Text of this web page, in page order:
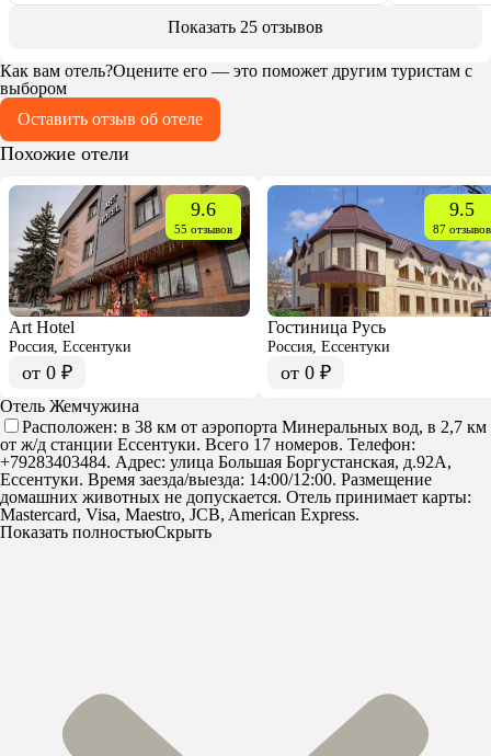
Показать 25 отзывов
Как вам отель?Оцените его — это поможет другим туристам с
выбором
Оставить отзыв об отеле
Похожие отели
9.6
55 отзывов
Art Hotel
Россия, Ессентуки
от 0 ₽
9.5
87 отзывов
Гостиница Русь
Россия, Ессентуки
от 0 ₽
Отель Жемчужина
Расположен: в 38 км от аэропорта Минеральных вод, в 2,7 км
от ж/д станции Ессентуки. Всего 17 номеров. Телефон:
+79283403484. Адрес: улица Большая Боргустанская, д.92А,
Ессентуки. Время заезда/выезда: 14:00/12:00. Размещение
домашних животных не допускается. Отель принимает карты:
Mastercard, Visa, Maestro, JCB, American Express.
Показать полностьюСкрыть